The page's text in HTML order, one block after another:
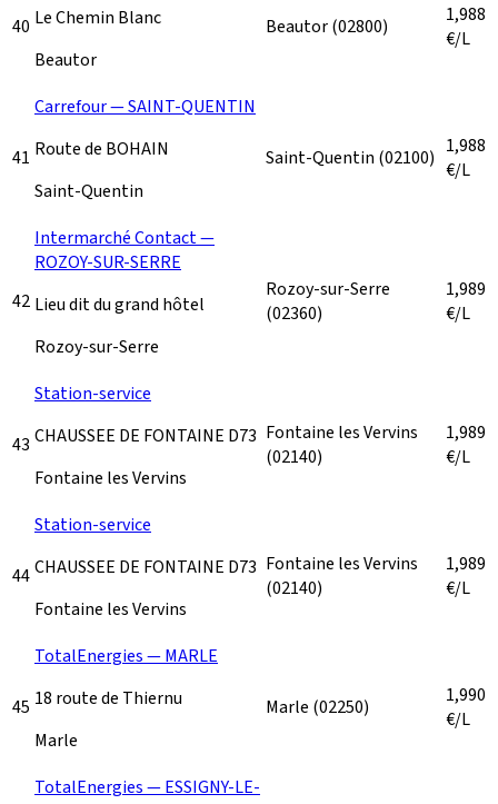
40 Le Chemin Blanc
Beautor
Beautor(02800)
1,988
€/L
41
Carrefour — SAINT-QUENTIN
Route de BOHAIN
Saint-Quentin
Saint-Quentin (02100) 1,988
€/L
42
Intermarché Contact —
ROZOY-SUR-SERRE
Lieu dit du grand hôtel
Rozoy-sur-Serre
Rozoy-sur-Serre
(02360)
1,989
€/L
43
Station-service
CHAUSSEE DE FONTAINE D73
Fontaine les Vervins
Fontaine les Vervins
(02140)
1,989
€/L
44
Station-service
CHAUSSEE DE FONTAINE D73
Fontaine les Vervins
Fontaine les Vervins
(02140)
1,989
€/L
45
TotalEnergies — MARLE
18 route de Thiernu
Marle
Marle (02250)
1,990
€/L
TotalEnergies — ESSIGNY-LE-